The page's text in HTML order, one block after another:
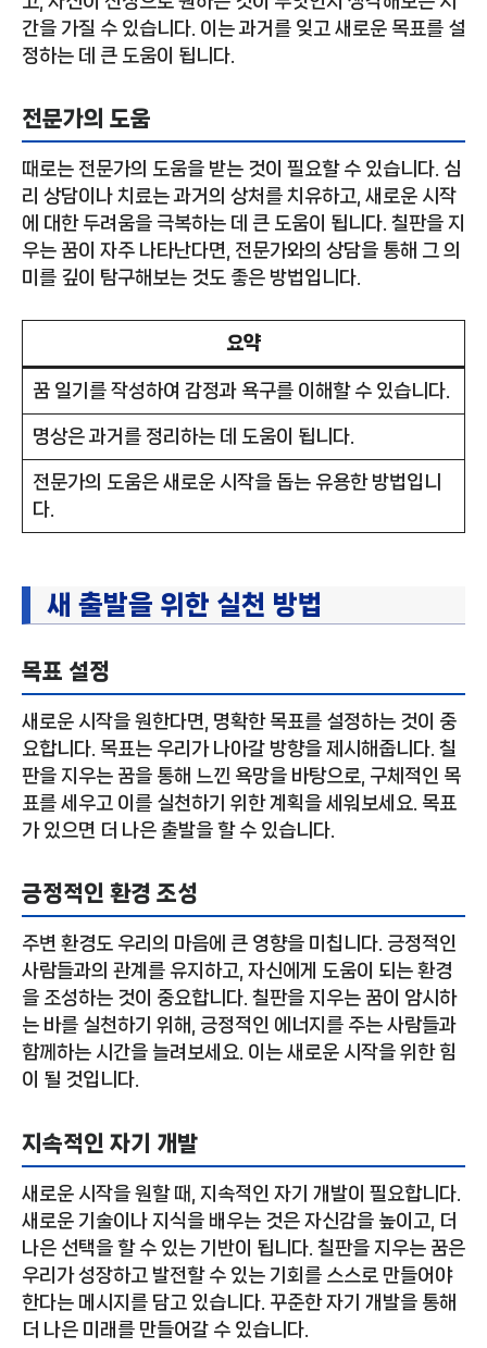
간을 가질 수 있습니다. 이는 과거를 잊고 새로운 목표를 설
정하는 데 큰 도움이 됩니다.
전문가의 도움
때로는 전문가의 도움을 받는 것이 필요할 수 있습니다. 심
리 상담이나 치료는 과거의 상처를 치유하고, 새로운 시작
에 대한 두려움을 극복하는 데 큰 도움이 됩니다. 칠판을 지
우는 꿈이 자주 나타난다면, 전문가와의 상담을 통해 그 의
미를 깊이 탐구해보는 것도 좋은 방법입니다.
요약
꿈 일기를 작성하여 감정과 욕구를 이해할 수 있습니다.
명상은 과거를 정리하는 데 도움이 됩니다.
전문가의 도움은 새로운 시작을 돕는 유용한 방법입니
다.
새 출발을 위한 실천 방법
목표 설정
새로운 시작을 원한다면, 명확한 목표를 설정하는 것이 중
요합니다. 목표는 우리가 나아갈 방향을 제시해줍니다. 칠
판을 지우는 꿈을 통해 느낀 욕망을 바탕으로, 구체적인 목
표를 세우고 이를 실천하기 위한 계획을 세워보세요. 목표
가 있으면 더 나은 출발을 할 수 있습니다.
긍정적인 환경 조성
주변 환경도 우리의 마음에 큰 영향을 미칩니다. 긍정적인
사람들과의 관계를 유지하고, 자신에게 도움이 되는 환경
을 조성하는 것이 중요합니다. 칠판을 지우는 꿈이 암시하
는 바를 실천하기 위해, 긍정적인 에너지를 주는 사람들과
함께하는 시간을 늘려보세요. 이는 새로운 시작을 위한 힘
이 될 것입니다.
지속적인 자기 개발
새로운 시작을 원할 때, 지속적인 자기 개발이 필요합니다.
새로운 기술이나 지식을 배우는 것은 자신감을 높이고, 더
나은 선택을 할 수 있는 기반이 됩니다. 칠판을 지우는 꿈은
우리가 성장하고 발전할 수 있는 기회를 스스로 만들어야
한다는 메시지를 담고 있습니다. 꾸준한 자기 개발을 통해
더 나은 미래를 만들어갈 수 있습니다.